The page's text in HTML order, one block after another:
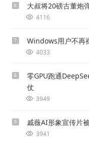
6 大叔将20磅古董炮
4116
7 Windows用户不再
4033
8
零GPU跑通
仗
3949
9 戚薇AI形象宣传片
3941